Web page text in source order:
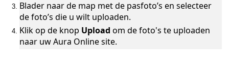
Blader naar de map met de pasfoto’s en selecteer
de foto’s die u wilt uploaden.
Klik op de knop Upload om de foto's te uploaden
naar uw Aura Online site.